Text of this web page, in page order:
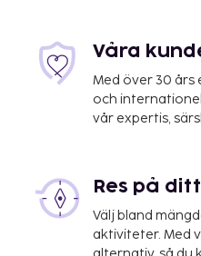
Våra
Med över 30 års
och
vår expertis,
Res på
Välj bland
aktiviteter. Med